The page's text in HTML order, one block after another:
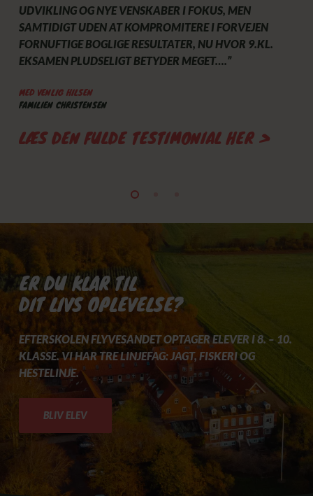
UDVIKLING OG NYE VENSKABER I FOKUS, MEN
SAMTIDIGT UDEN AT KOMPROMITERE I FORVEJEN
FORNUFTIGE BOGLIGE RESULTATER, NU HVOR 9.KL.
EKSAMEN PLUDSELIGT BETYDER MEGET….”
MED VENLIG HILSEN
FAMILIEN CHRISTENSEN
LÆS DEN FULDE TESTIMONIAL HER >
ER DU KLAR TIL
DIT LIVS OPLEVELSE?
EFTERSKOLEN FLYVESANDET OPTAGER ELEVER I 8. – 10.
KLASSE. VI HAR TRE LINJEFAG: JAGT, FISKERI OG
HESTELINJE.
BLIV ELEV